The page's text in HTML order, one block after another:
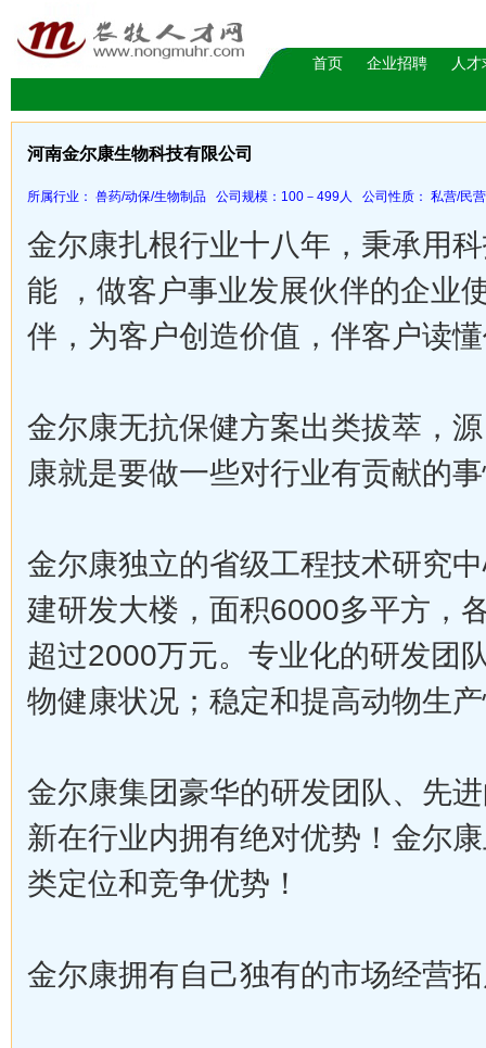
首页 企业招聘 人
河南金尔康生物科技有限公司
所属行业： 兽药/动保/生物制品 公司规模：100－499人 公司性质： 私营/民
金尔康扎根行业十八年，秉承用
能 ，做客户事业发展伙伴的企业
伴，为客户创造价值，伴客户读
金尔康无抗保健方案出类拔萃，
康就是要做一些对行业有贡献的
金尔康独立的省级工程技术研究
建研发大楼，面积6000多平方，
超过2000万元。专业化的研发团
物健康状况；稳定和提高动物生
金尔康集团豪华的研发团队、先
新在行业内拥有绝对优势！金尔
类定位和竞争优势！
金尔康拥有自己独有的市场经营